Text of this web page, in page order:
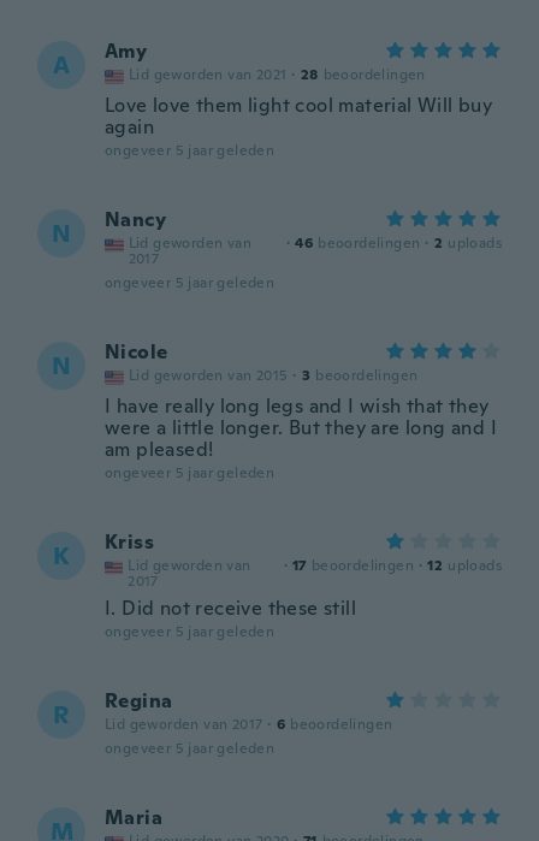
A Amy
Lid geworden van 2021 · 28 beoordelingen
Love love them light cool material Will buy
again
ongeveer 5 jaar geleden
N Nancy
Lid geworden van
2017
· 46 beoordelingen · 2 uploads
ongeveer 5 jaar geleden
N Nicole
Lid geworden van 2015 · 3 beoordelingen
I have really long legs and I wish that they
were a little longer. But they are long and I
am pleased!
ongeveer 5 jaar geleden
K Kriss
Lid geworden van
2017
· 17 beoordelingen · 12 uploads
I. Did not receive these still
ongeveer 5 jaar geleden
R Regina
Lid geworden van 2017 · 6 beoordelingen
ongeveer 5 jaar geleden
M Maria